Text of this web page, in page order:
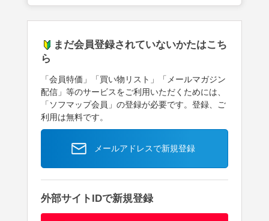
まだ会員登録されていないかたはこち
ら
「会員特価」「買い物リスト」「メールマガジン
配信」等のサービスをご利用いただくためには、
「ソフマップ会員」の登録が必要です。登録、ご
利用は無料です。
メールアドレスで新規登録
外部サイトIDで新規登録